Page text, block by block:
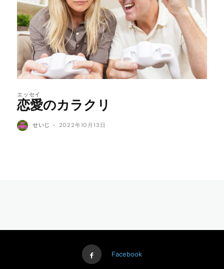
エッセイ
恋愛のカラクリ
せいじ - 2022年10月13日
Facebook